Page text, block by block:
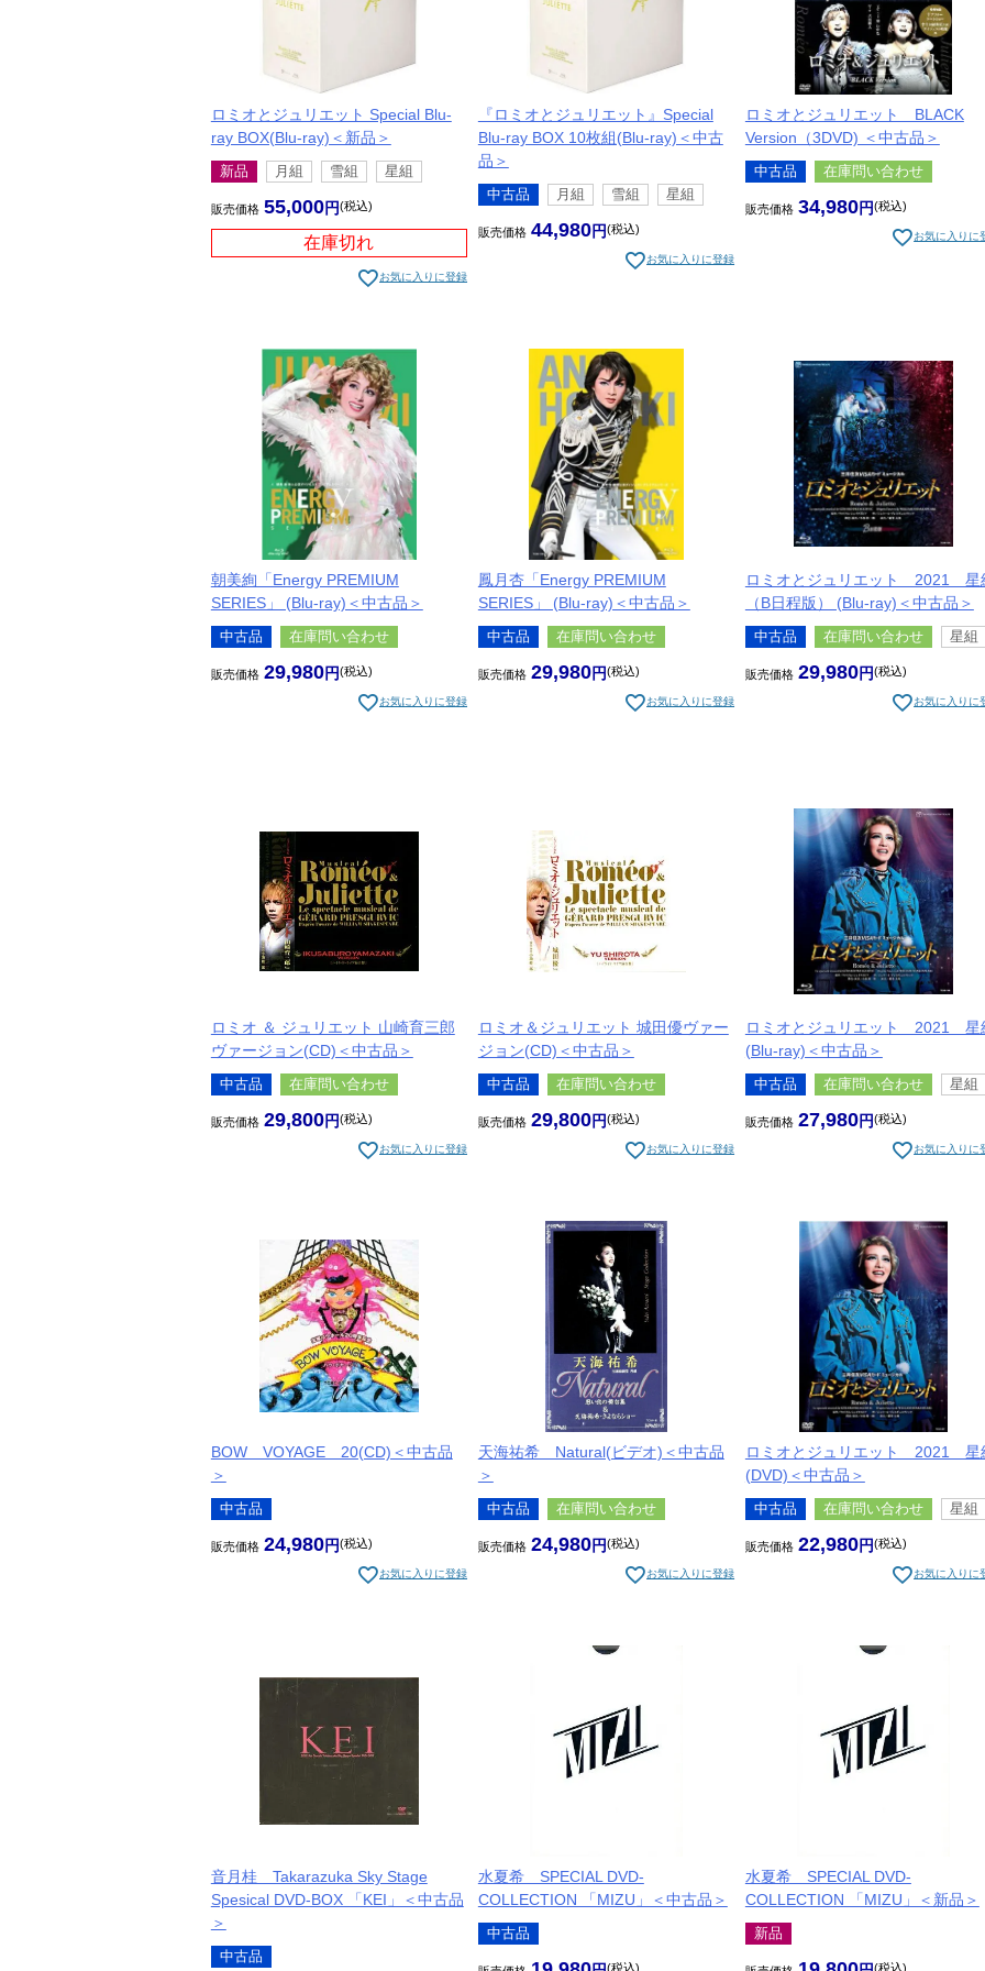
ロミオとジュリエット Special Blu-
ray BOX(Blu-ray)＜新品＞
新品 月組 雪組 星組
販売価格 55,000 税込
在庫切れ
お気に入りに登録
『ロミオとジュリエット』Special
Blu-ray BOX 10枚組(Blu-ray)＜中古
品＞
中古品 月組 雪組 星組
販売価格 44,980 税込
お気に入りに登録
ロミオとジュリエット BLACK
Version（3DVD) ＜中古品＞
中古品 在庫問い合わせ
販売価格 34,980 税込
お気に入りに
朝美絢「Energy PREMIUM
SERIES」 (Blu-ray)＜中古品＞
中古品 在庫問い合わせ
販売価格 29,980 税込
お気に入りに登録
鳳月杏「Energy PREMIUM
SERIES」 (Blu-ray)＜中古品＞
中古品 在庫問い合わせ
販売価格 29,980 税込
お気に入りに登録
ロミオとジュリエット 2021 星
（B日程版） (Blu-ray)＜中古品＞
中古品 在庫問い合わせ 星組
販売価格 29,980 税込
お気に入りに
ロミオ ＆ ジュリエット 山崎育三郎
ヴァージョン(CD)＜中古品＞
中古品 在庫問い合わせ
販売価格 29,800 税込
お気に入りに登録
ロミオ＆ジュリエット 城田優ヴァー
ジョン(CD)＜中古品＞
中古品 在庫問い合わせ
販売価格 29,800 税込
お気に入りに登録
ロミオとジュリエット 2021 星
(Blu-ray)＜中古品＞
中古品 在庫問い合わせ 星組
販売価格 27,980 税込
お気に入りに
BOW VOYAGE 20(CD)＜中古品
＞
中古品
販売価格 24,980 税込
お気に入りに登録
天海祐希 Natural(ビデオ)＜中古品
＞
中古品 在庫問い合わせ
販売価格 24,980 税込
お気に入りに登録
ロミオとジュリエット 2021 星
(DVD)＜中古品＞
中古品 在庫問い合わせ 星組
販売価格 22,980 税込
お気に入りに
音月桂 Takarazuka Sky Stage
Spesical DVD-BOX 「KEI」＜中古品
＞
中古品
水夏希 SPECIAL DVD-
COLLECTION 「MIZU」＜中古品＞
中古品
税込
水夏希 SPECIAL DVD-
COLLECTION 「MIZU」＜新品＞
新品
税込